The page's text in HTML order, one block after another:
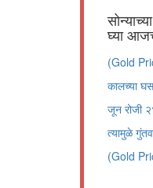
घ्या
(Gold
कालच्या
जून रोजी
त्यामुळे
(Gold